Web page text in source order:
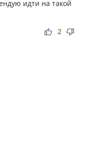
идти на такой
thumb_up thumb_down
2